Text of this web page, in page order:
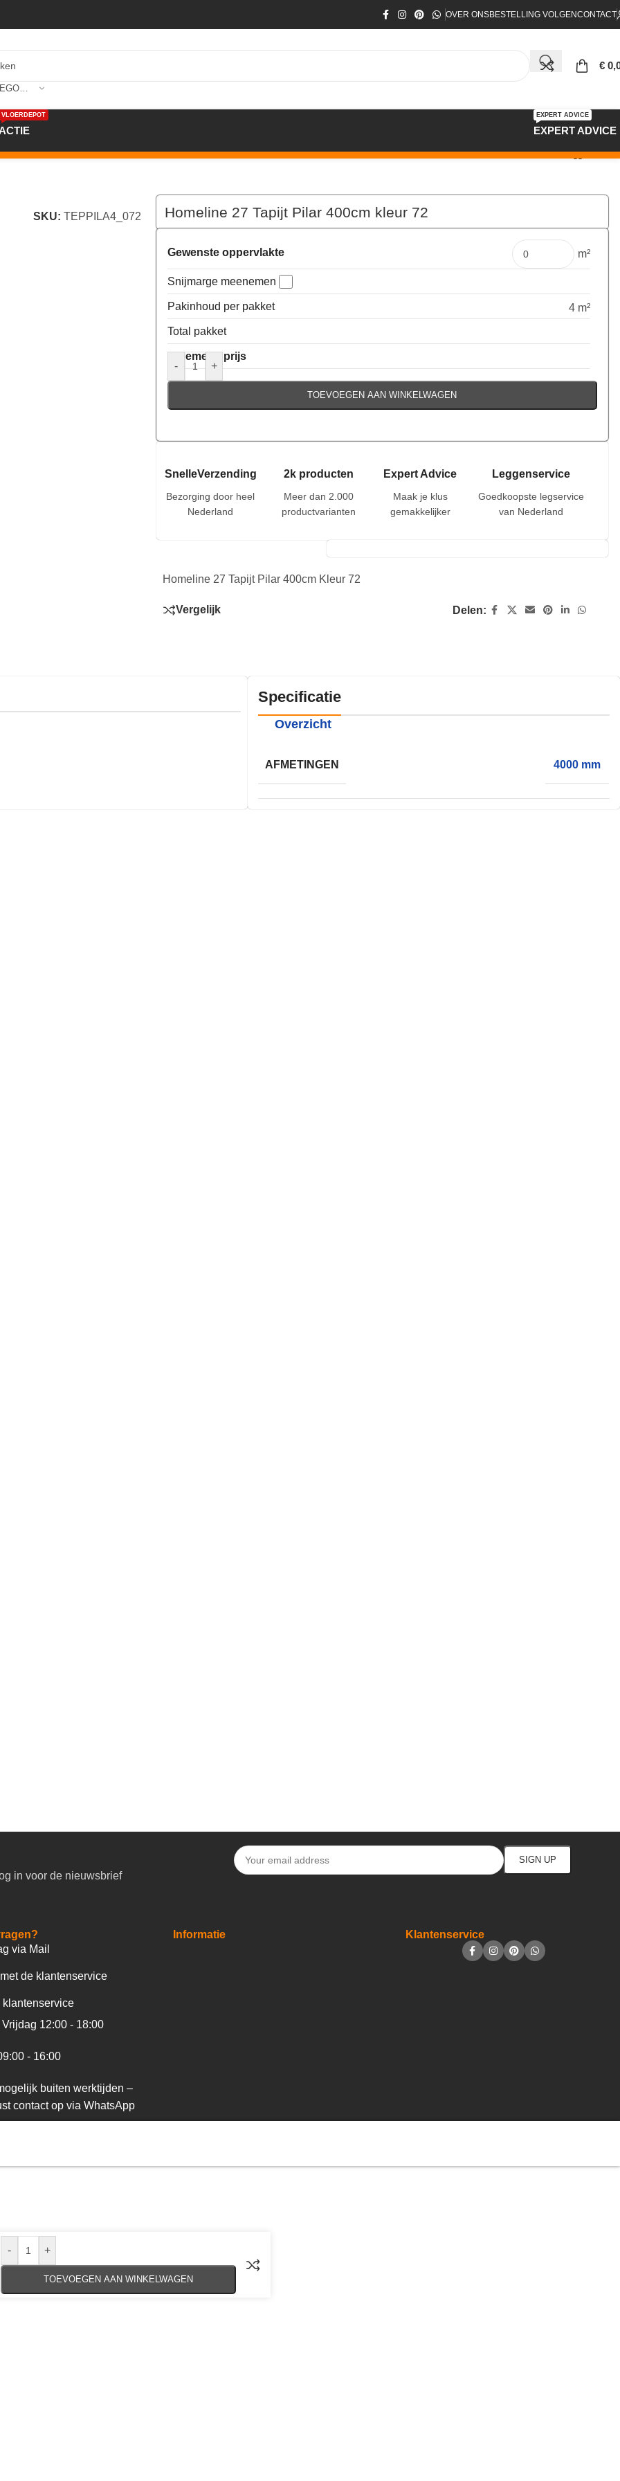
OVER ONSBESTELLING VOLGENCONTACT
€
VLOERDEPOT
EXPERT ADVICE
EXPERT ADVICE
kleur 72
SKU: TEPPILA4_072
Homeline 27 Tapijt Pilar 400cm kleur 72
€91,60 per mtr
Gewenste oppervlakte m²
Snijmarge meenemen
Pakinhoud per pakket
4 m²
Total pakket
Algemene prijs
-
+
TOEVOEGEN AAN WINKELWAGEN
SnelleVerzending
Bezorging door heel
Nederland
2k producten
Meer dan 2.000
productvarianten
Expert Advice
Maak je klus
gemakkelijker
Leggenservice
Goedkoopste legservice
van Nederland
Homeline 27 Tapijt Pilar 400cm Kleur 72
Vergelijk Delen:
Specificatie
Overzicht
AFMETINGEN 4000 mm
in voor de nieuwsbrief
via Mail
de klantenservice
klantenservice
12:00 - 18:00
- 16:00
buiten werktijden –
contact op via WhatsApp
Informatie Klantenservice
- +
TOEVOEGEN AAN WINKELWAGEN